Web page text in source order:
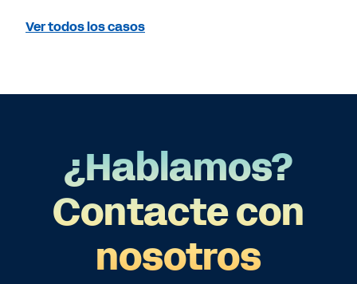
Ver todos los casos
¿Hablamos?
Contacte con
nosotros